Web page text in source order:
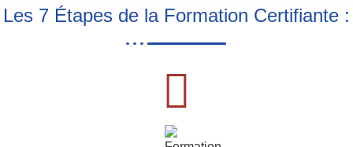
Les 7 Étapes de la Formation Certifiante :